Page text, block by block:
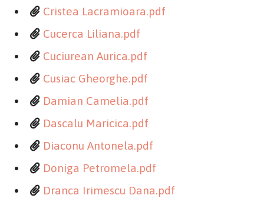
Cristea Lacramioara.pdf
Cucerca Liliana.pdf
Cuciurean Aurica.pdf
Cusiac Gheorghe.pdf
Damian Camelia.pdf
Dascalu Maricica.pdf
Diaconu Antonela.pdf
Doniga Petromela.pdf
Dranca Irimescu Dana.pdf